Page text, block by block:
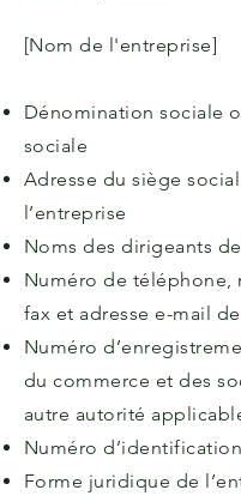
[Nom de l'entreprise]
Dénomination sociale
sociale
Adresse du siège
l’entreprise
Noms des dirigeants
Numéro de téléphone,
fax et adresse e-mail
Numéro
du commerce et des
autre autorité
Numéro
Forme juridique de